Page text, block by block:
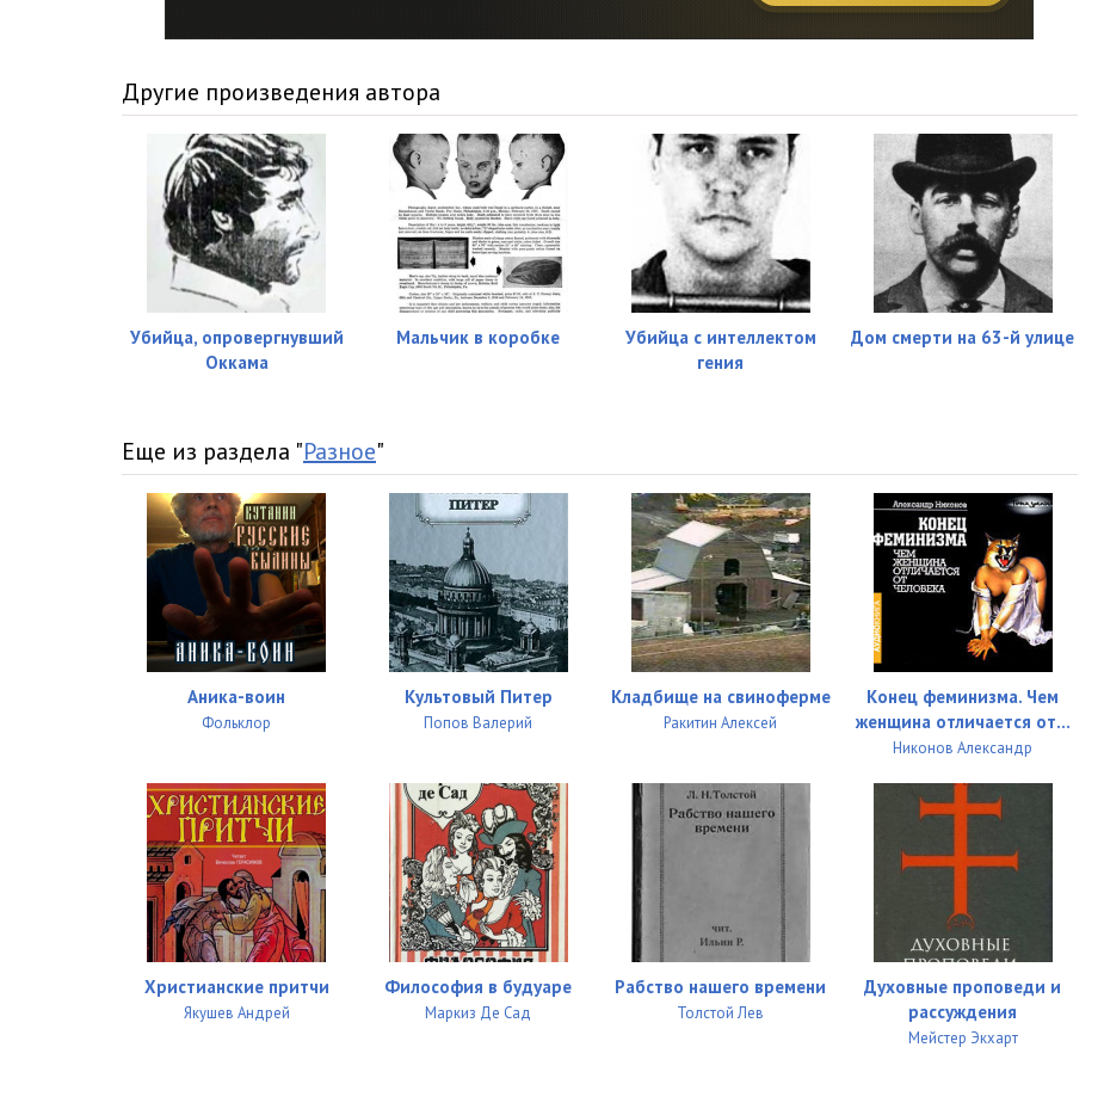
Другие произведения автора
Убийца, опровергнувший
Оккама
Мальчик в коробке
Убийца с интеллектом
гения
Дом смерти на 63-й улице
Еще из раздела "Разное"
Аника-воин
Фольклор
Культовый Питер
Попов Валерий
Кладбище на свиноферме
Ракитин Алексей
Конец феминизма. Чем
женщина отличается от...
Никонов Александр
Христианские притчи
Якушев Андрей
Философия в будуаре
Маркиз Де Сад
Рабство нашего времени
Толстой Лев
Духовные проповеди и
рассуждения
Мейстер Экхарт